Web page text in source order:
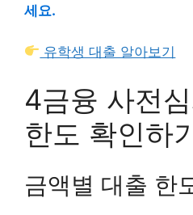
세요.
유학생 대출 알아보기
4금융 사전
한도 확인하
금액별 대출 한